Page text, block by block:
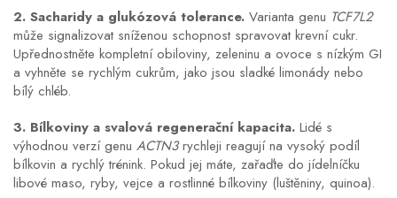
2. Sacharidy a glukózová tolerance. Varianta genu TCF7L2
může signalizovat sníženou schopnost spravovat krevní cukr.
Upřednostněte kompletní obiloviny, zeleninu a ovoce s nízkým GI
a vyhněte se rychlým cukrům, jako jsou sladké limonády nebo
bílý chléb.
3. Bílkoviny a svalová regenerační kapacita. Lidé s
výhodnou verzí genu ACTN3rychleji reagují na vysoký podíl
bílkovin a rychlý trénink. Pokud jej máte, zařaďte do jídelníčku
libové maso, ryby, vejce a rostlinné bílkoviny (luštěniny, quinoa).